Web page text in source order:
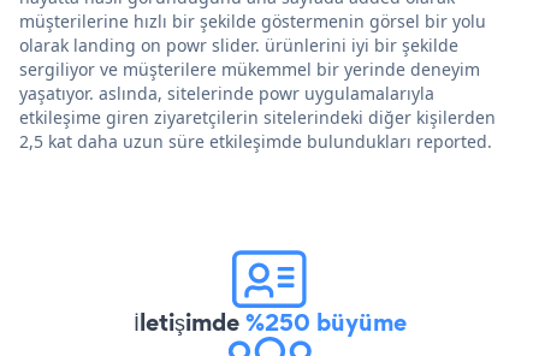
müşterilerine hızlı bir şekilde göstermenin görsel bir yolu
olarak landing on powr slider. ürünlerini iyi bir şekilde
sergiliyor ve müşterilere mükemmel bir yerinde deneyim
yaşatıyor. aslında, sitelerinde powr uygulamalarıyla
etkileşime giren ziyaretçilerin sitelerindeki diğer kişilerden
2,5 kat daha uzun süre etkileşimde bulundukları reported.
İletişimde%250 büyüme